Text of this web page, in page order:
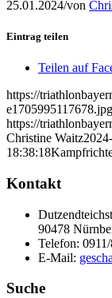
25.01.2024/von
Eintrag teilen
Teilen auf
https://
e1705995117678.jpg
https://
Christine Waitz
18:38:18
Kontakt
90478
Telefon:
E-Mail:
Suche